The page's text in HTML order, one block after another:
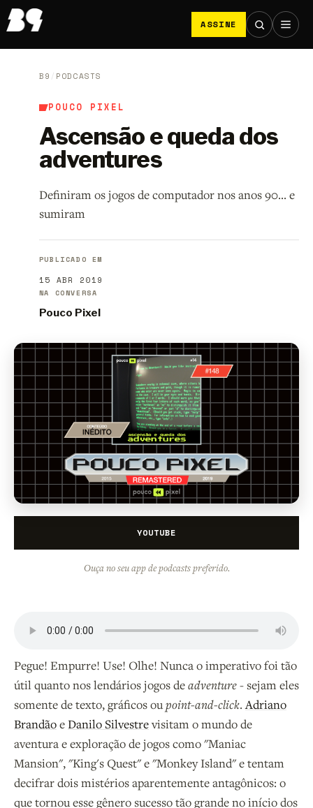
ASSINE
B9 / PODCASTS
POUCO PIXEL
Ascensão e queda dos
adventures
Definiram os jogos de computador nos anos 90... e
sumiram
PUBLICADO EM
15 ABR 2019
NA CONVERSA
Pouco Pixel
YOUTUBE
Ouça no seu app de podcasts preferido.
Pegue! Empurre! Use! Olhe! Nunca o imperativo foi tão
útil quanto nos lendários jogos deadventure- sejam eles
somente de texto, gráficos oupoint-and-click.Adriano
BrandãoeDanilo Silvestrevisitam o mundo de
aventura e exploração de jogos como "Maniac
Mansion", "King's Quest" e "Monkey Island" e tentam
decifrar dois mistérios aparentemente antagônicos: o
que tornou esse gênero sucesso tão grande no início dos